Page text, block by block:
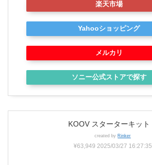
楽天市場
Yahooショッピング
メルカリ
ソニー公式ストアで探す
KOOV スターターキット
created by Rinker
¥63,949 2025/03/27 16:27:35